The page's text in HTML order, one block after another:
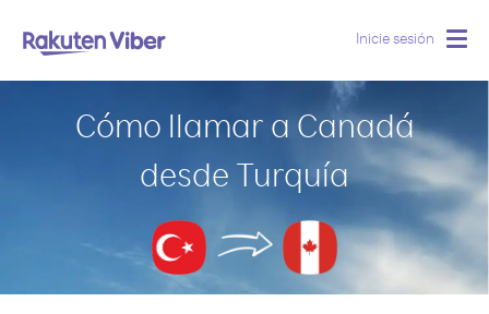
Inicie sesión
Cómo llamar a Canadá
desde Turquía